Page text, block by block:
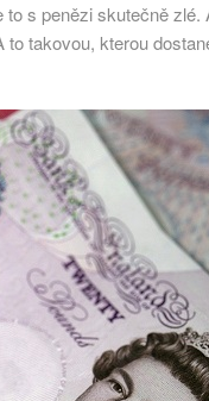
to s penězi skutečně
takovou, kterou